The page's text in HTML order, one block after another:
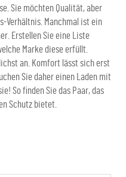
Sie möchten Qualität, aber
Verhältnis. Manchmal ist ein
Erstellen Sie eine Liste
Marke diese erfüllt.
an. Komfort lässt sich erst
Sie daher einen Laden mit
So finden Sie das Paar, das
Schutz bietet.